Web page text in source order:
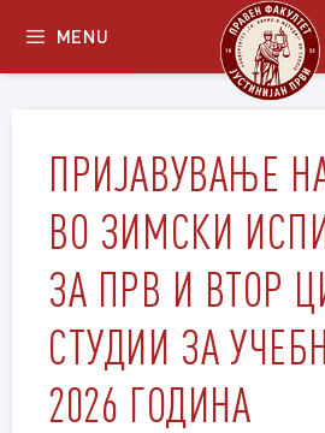
content
MENU
ПРИЈАВУВАЊЕ
ВО ЗИМСКИ
ЗА ПРВ И ВТОР
СТУДИИ ЗА
2026 ГОДИНА